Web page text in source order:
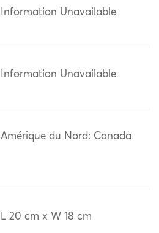
Information Unavailable
Information Unavailable
Amérique du Nord: Canada
L 20 cm x W 18 cm